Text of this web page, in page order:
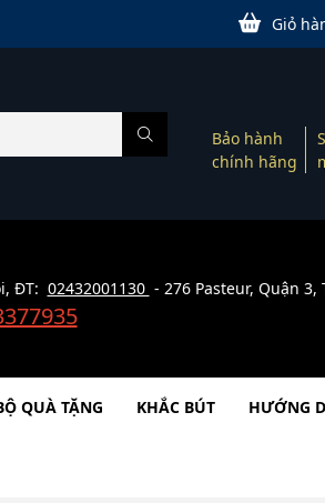
Giỏ
Bảo hành
chính hãng
ĐT: 02432001130 - 276 Pasteur, Quận 3,
QUÀ TẶNG KHẮC BÚT HƯỚNG